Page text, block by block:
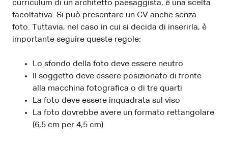
curriculum di un architetto paesaggista, è una scelta
facoltativa. Si può presentare un CV anche senza
foto. Tuttavia, nel caso in cui si decida di inserirla, è
importante seguire queste regole:
Lo sfondo della foto deve essere neutro
Il soggetto deve essere posizionato di fronte
alla macchina fotografica o di tre quarti
La foto deve essere inquadrata sul viso
La foto dovrebbe avere un formato rettangolare
(6,5 cm per 4,5 cm)